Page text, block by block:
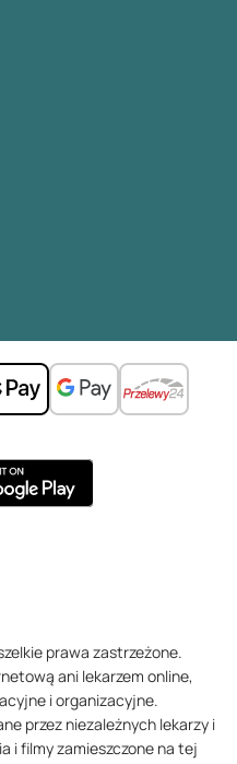
prawa zastrzeżone.
ani lekarzem online,
i organizacyjne.
przez niezależnych lekarzy i
i filmy zamieszczone na tej